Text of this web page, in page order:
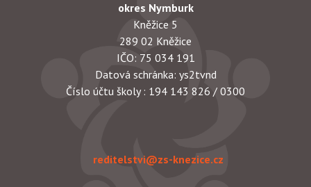
okres Nymburk
Kněžice 5
289 02 Kněžice
IČO: 75 034 191
Datová schránka: ys2tvnd
Číslo účtu školy : 194 143 826 / 0300
reditelstvi@zs-knezice.cz